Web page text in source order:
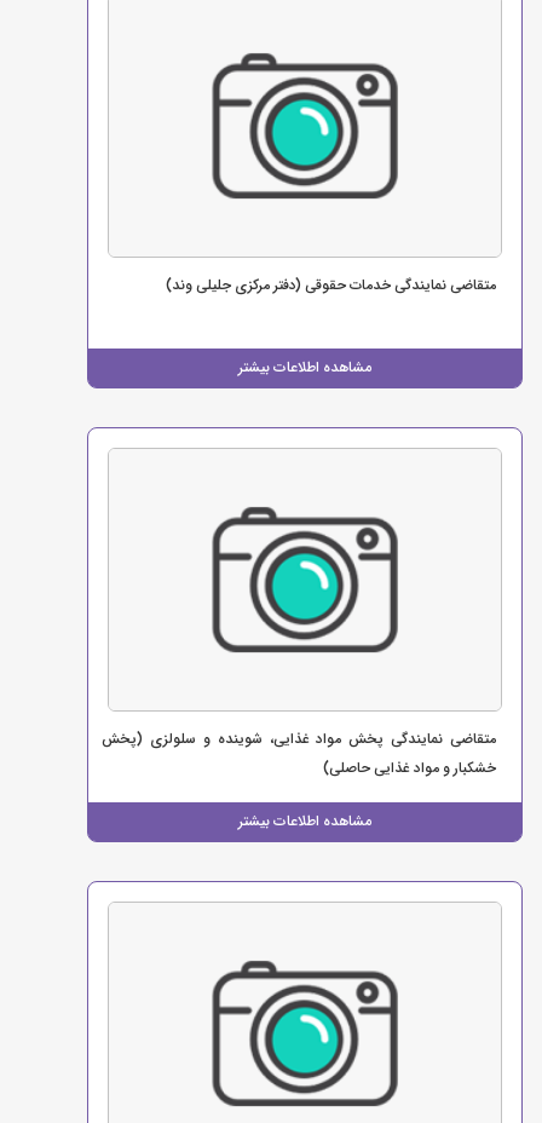
مشاهده اطلاعات بیشتر
متقاضی نمایندگی خدمات حقوقی (دفتر مرکزی جلیلی وند)
مشاهده اطلاعات بیشتر
متقاضی نمایندگی پخش مواد غذایی، شوینده و سلولزی (پخش
خشکبار و مواد غذایی حاصلی)